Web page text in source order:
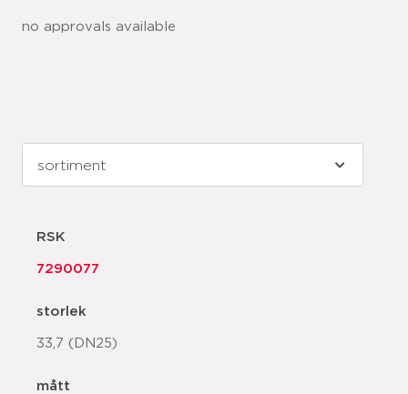
no approvals available
RSK
7290077
storlek
33,7 (DN25)
mått